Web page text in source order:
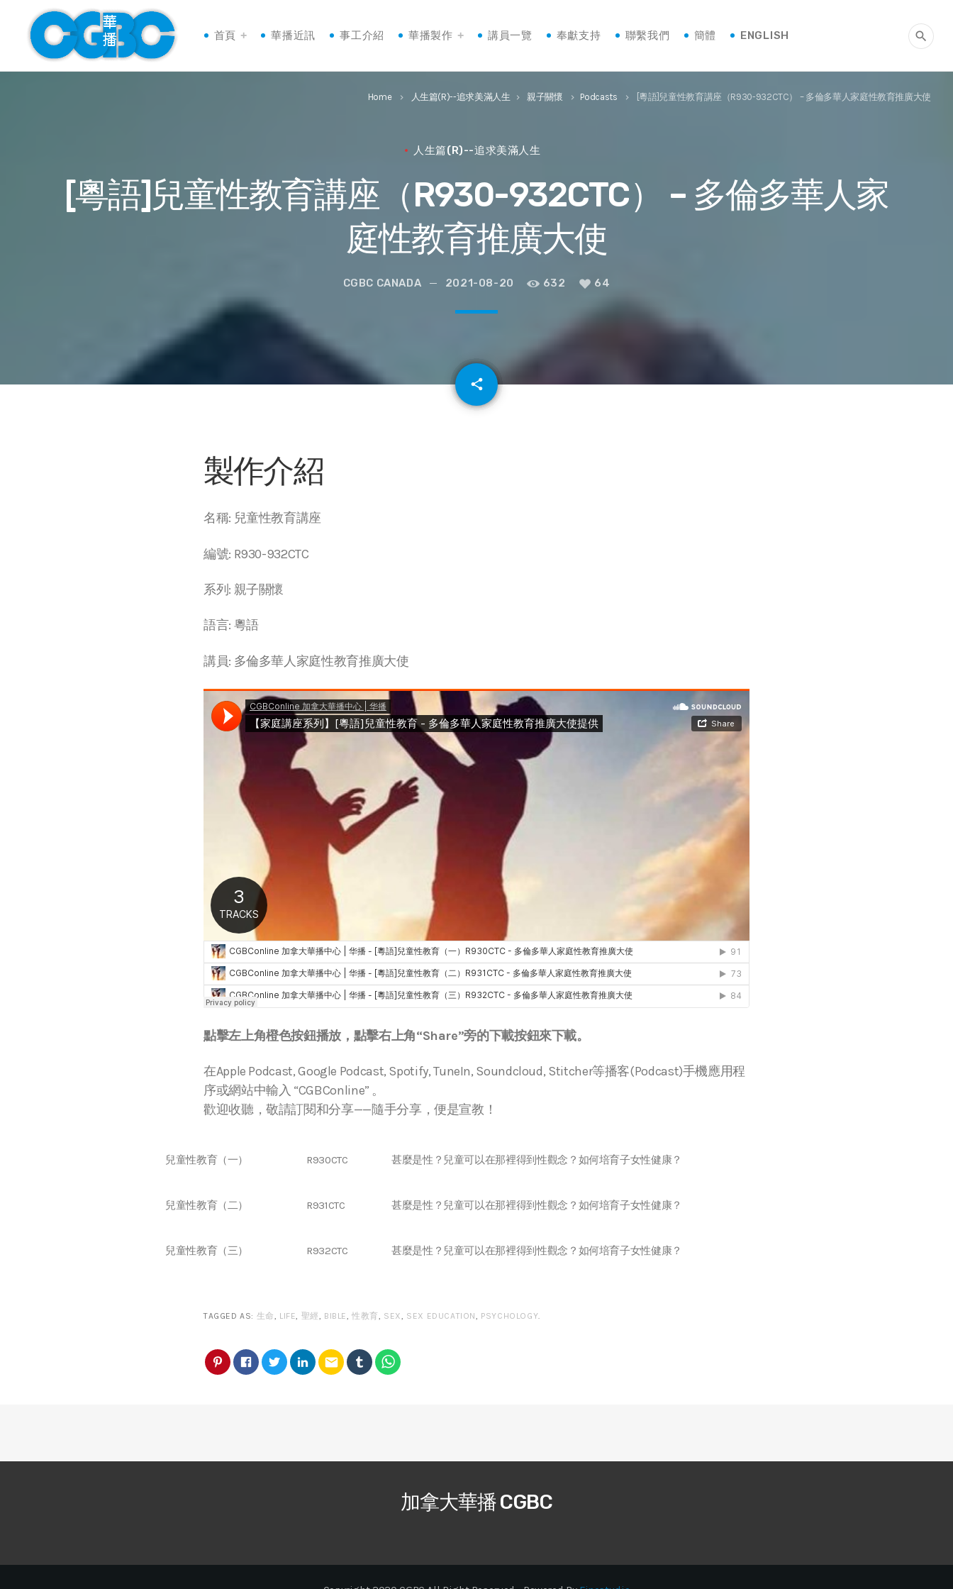
首頁 華播近訊 事工介紹 華播製作 講員一覽 奉獻支持 聯繫我們 簡體 ENGLISH search
Home keyboard_arrow_right 人生篇(R)--追求美滿人生 keyboard_arrow_right 親子關懷 keyboard_arrow_right Podcasts keyboard_arrow_right [粵語]兒童性教育講座（R930-932CTC） – 多倫多華人家庭性教育推廣大使
人生篇(R)--追求美滿人生
[粵語]兒童性教育講座（R930-932CTC） – 多倫多華人家
庭性教育推廣大使
CGBC CANADA 2021-08-20 632 64
share
email
製作介紹
名稱: 兒童性教育講座
編號: R930-932CTC
系列: 親子關懷
語言: 粵語
講員: 多倫多華人家庭性教育推廣大使
點擊左上角橙色按鈕播放，點擊右上角“Share”旁的下載按鈕來下載。
在Apple Podcast, Google Podcast, Spotify, TuneIn, Soundcloud, Stitcher等播客(Podcast)手機應用程
序或網站中輸入 “CGBConline” 。
歡迎收聽，敬請訂閱和分享——隨手分享，便是宣教！
兒童性教育（一） R930CTC 甚麼是性？兒童可以在那裡得到性觀念？如何培育子女性健康？
兒童性教育（二） R931CTC 甚麼是性？兒童可以在那裡得到性觀念？如何培育子女性健康？
兒童性教育（三） R932CTC 甚麼是性？兒童可以在那裡得到性觀念？如何培育子女性健康？
TAGGED AS: 生命, LIFE, 聖經, BIBLE,性教育, SEX, SEX EDUCATION, PSYCHOLOGY.
email
加拿大華播 CGBC